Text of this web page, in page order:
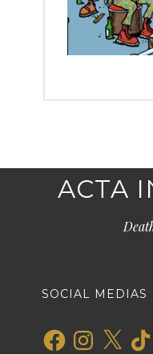
ACTA
SOCIAL MEDIAS
FacebookInstagram
X